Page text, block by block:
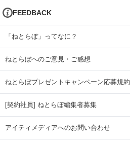
FEEDBACK
「ねとらぼ」ってなに？
ねとらぼへのご意見・ご感想
ねとらぼプレゼントキャンペーン応募規約
[契約社員] ねとらぼ編集者募集
アイティメディアへのお問い合わせ